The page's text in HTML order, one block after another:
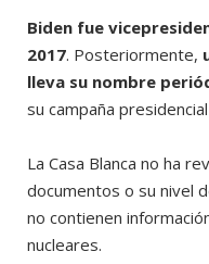
Biden fue
2017. Posteriormente,
lleva su nombre
su campaña
La Casa Blanca no ha
documentos o su nivel
no contienen
nucleares.